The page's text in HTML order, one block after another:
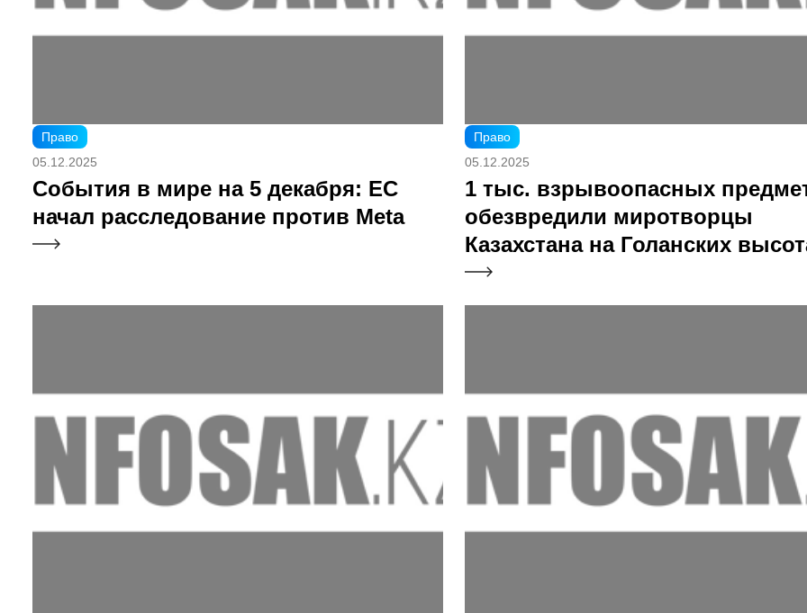
Право
05.12.2025
События в мире на 5 декабря: ЕС
начал расследование против Meta
Право
05.12.2025
1 тыс. взрывоопасных
обезвредили миротворцы
Казахстана на Голанских